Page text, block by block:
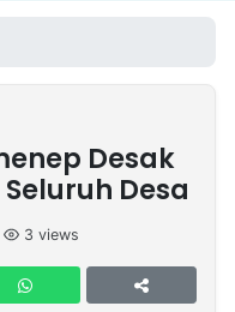
Desak
Desa
3 views